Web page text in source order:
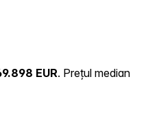
EUR. Prețul median